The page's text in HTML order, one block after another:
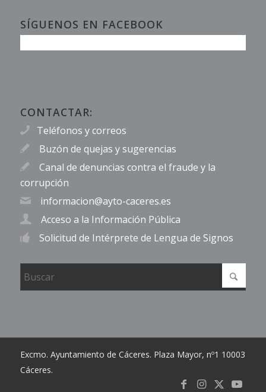
SÍGUENOS EN FACEBOOK
CONTACTAR:
Teléfonos y correos
Buzón de quejas y sugerencias
Canal de denuncias contra el fraude y la
corrupción
informacion@ayto-caceres.es
Acceso a la Información Pública
Solicitud de Intérprete de Lengua de Signos
Excmo. Ayuntamiento de Cáceres. Plaza Mayor, nº1 10003
Cáceres.